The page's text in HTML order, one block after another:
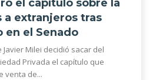
el capítulo sobre la
extranjeros tras
en el Senado
Milei decidió sacar del
Privada el capítulo que
venta de...